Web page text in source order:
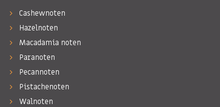
Cashewnoten
Hazelnoten
Macadamia noten
Paranoten
Pecannoten
Pistachenoten
Walnoten